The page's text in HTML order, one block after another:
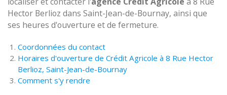
Hector Berlioz dans Saint-Jean-de-Bournay, ainsi que
ses heures d'ouverture et de fermeture.
Coordonnées du contact
Horaires d'ouverture de Crédit Agricole à 8 Rue Hector
Berlioz, Saint-Jean-de-Bournay
Comment s'y rendre